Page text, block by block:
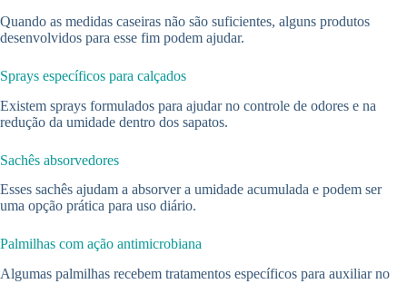
Quando as medidas caseiras não são suficientes, alguns produtos
desenvolvidos para esse fim podem ajudar.
Sprays específicos para calçados
Existem sprays formulados para ajudar no controle de odores e na
redução da umidade dentro dos sapatos.
Sachês absorvedores
Esses sachês ajudam a absorver a umidade acumulada e podem ser
uma opção prática para uso diário.
Palmilhas com ação antimicrobiana
Algumas palmilhas recebem tratamentos específicos para auxiliar no